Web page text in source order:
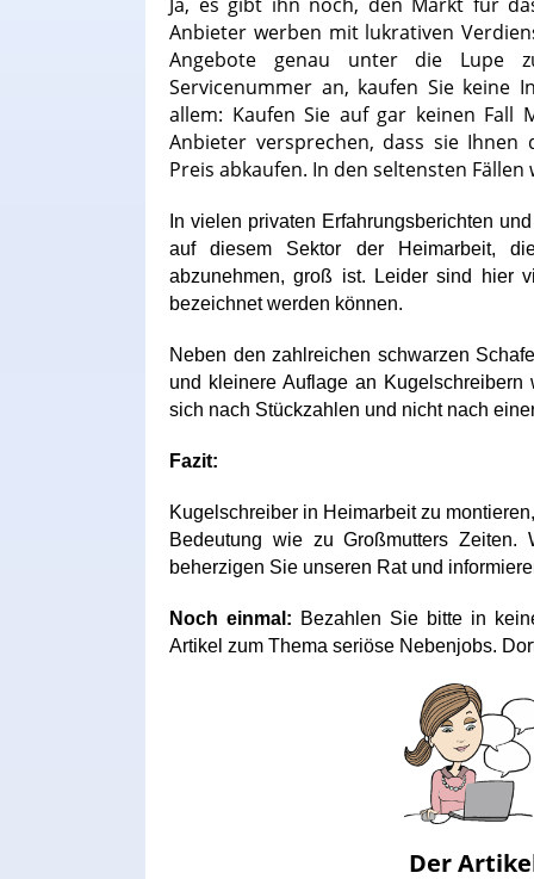
Anbieter werben mit lukrativen
Angebote genau unter die Lupe
Servicenummer an, kaufen Sie
allem: Kaufen Sie auf gar keinen Fall
Anbieter versprechen, dass sie
Preis abkaufen. In den seltensten
In vielen privaten Erfahrungsberichten
auf diesem Sektor der Heimarbeit,
abzunehmen, groß ist. Leider sind hier
bezeichnet werden können.
Neben den zahlreichen schwarzen
und kleinere Auflage an
sich nach Stückzahlen und nicht nach
Fazit:
Kugelschreiber in Heimarbeit zu
Bedeutung wie zu Großmutters
beherzigen Sie unseren Rat und
Noch einmal: Bezahlen Sie bitte in
Artikel zum Thema seriöse Nebenjobs.
Der